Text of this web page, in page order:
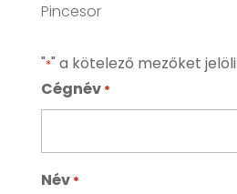
Pincesor
"*" a kötelező mezőket jelöli
Cégnév *
Név *